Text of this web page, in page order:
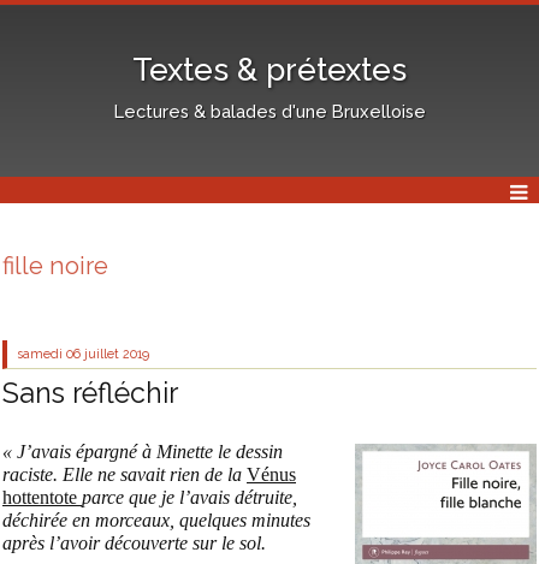
Textes & prétextes
Lectures & balades d'une Bruxelloise
fille noire
samedi 06 juillet 2019
Sans réfléchir
« J’avais épargné à Minette le dessin
raciste. Elle ne savait rien de la Vénus
hottentote parce que je l’avais détruite,
déchirée en morceaux, quelques minutes
après l’avoir découverte sur le sol.